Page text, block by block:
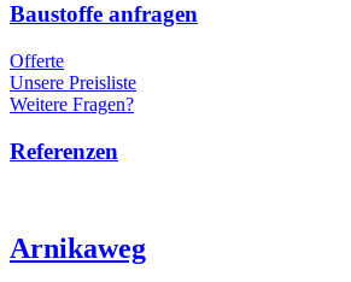
Baustoffe anfragen
Offerte
Unsere Preisliste
Weitere Fragen?
Referenzen
Arnikaweg